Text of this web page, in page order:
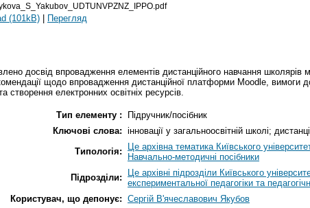
(101kB) | Перегляд
досвід впровадження елементів дистанційного навчання
щодо впровадження дистанційної платформи Moodle, вимоги
створення електронних освітніх ресурсів.
Тип елементу :
Підручник/посібник
Ключові слова: інновації у загальноосвітній школі;
Типологія:
Це архівна тематика Київського
Навчально-методичні посібники
Підрозділи:
Це архівні підрозділи Київського
експериментальної педагогіки та
Користувач, що депонує: Сергій В'ячеславович Якубов